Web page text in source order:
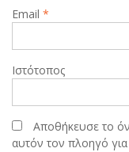
Email *
Ιστότοπος
Αποθήκευσε το
αυτόν τον πλοηγό